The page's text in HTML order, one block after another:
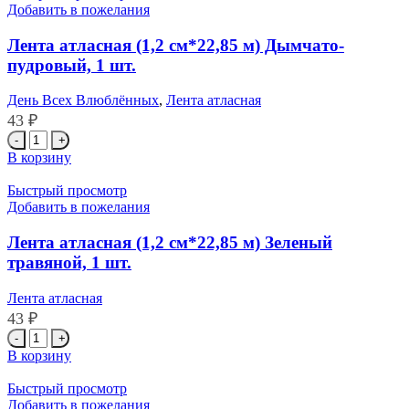
(1,2
Белый,
1
Добавить в пожелания
Лента атласная (1,2 см*22,85 м) Дымчато-
пудровый, 1 шт.
День Всех Влюблённых, Лента атласная
43 ₽
Количество
товара
Лента
атласная
(1,2
м)
Дымчато-
пудровый,
шт.
В корзину
Быстрый просмотр
Добавить в пожелания
Лента атласная (1,2 см*22,85 м) Зеленый
травяной, 1 шт.
Лента атласная
43 ₽
Количество
товара
Лента
атласная
(1,2
В корзину
Быстрый просмотр
Добавить в пожелания